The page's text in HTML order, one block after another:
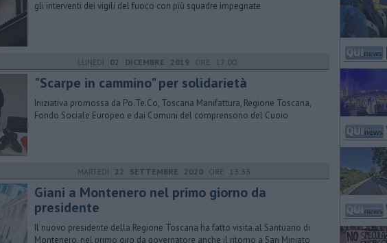
gli interventi dei vigili del fuoco con più squadre impegnate
LUNEDÌ 02 DICEMBRE 2019 ORE 17:00
"Scarpe in cammino" per solidarietà
Iniziativa promossa da Po.Te.Co, Toscana Manifattura, Regione Toscana,
Fondo Sociale Europeo e dai Comuni del comprensorio del Cuoio
MARTEDÌ 22 SETTEMBRE 2020ORE 13:33
Giani a Montenero nel primo giorno da
presidente
Il nuovo presidente della Regione Toscana ha fatto visita al Santuario di
Montenero, nel primo giro da governatore anche il ritorno a San Miniato